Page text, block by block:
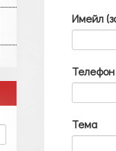
Имейл
Телефон
Тема